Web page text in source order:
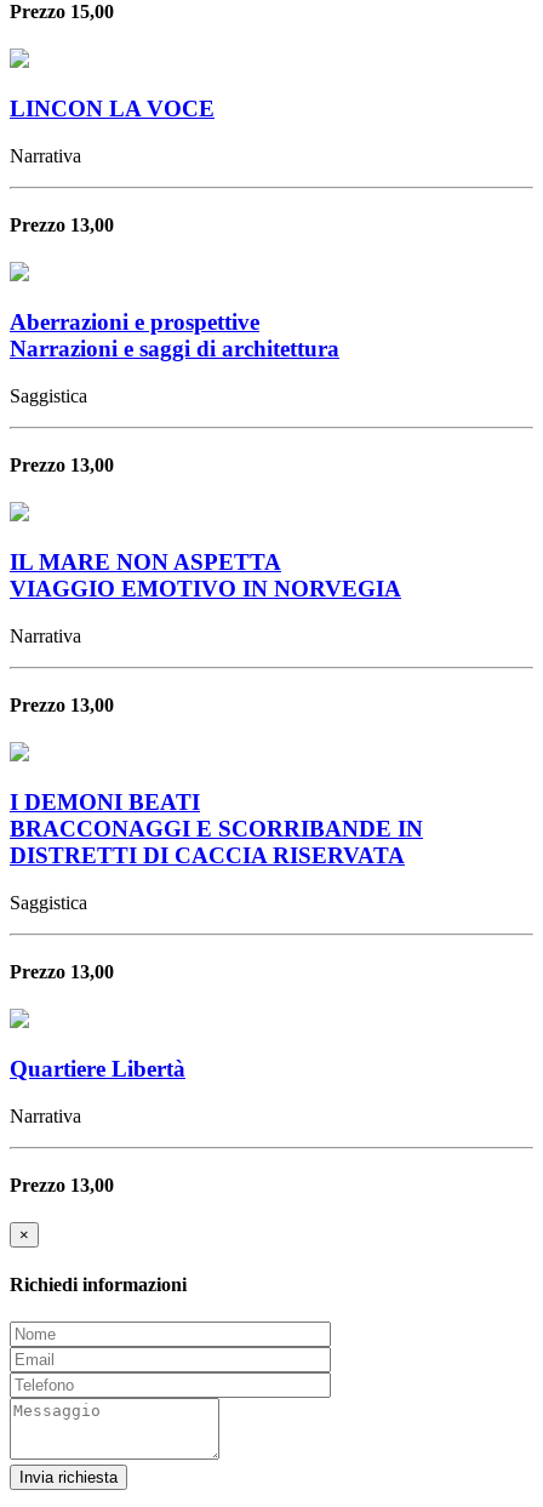
Prezzo 15,00
LINCON LA VOCE
Narrativa
Prezzo 13,00
Aberrazioni e prospettive
Narrazioni e saggi di architettura
Saggistica
Prezzo 13,00
IL MARE NON ASPETTA
VIAGGIO EMOTIVO IN NORVEGIA
Narrativa
Prezzo 13,00
I DEMONI BEATI
BRACCONAGGI E SCORRIBANDE IN
DISTRETTI DI CACCIA RISERVATA
Saggistica
Prezzo 13,00
Quartiere Libertà
Narrativa
Prezzo 13,00
×
Richiedi informazioni
Invia richiesta